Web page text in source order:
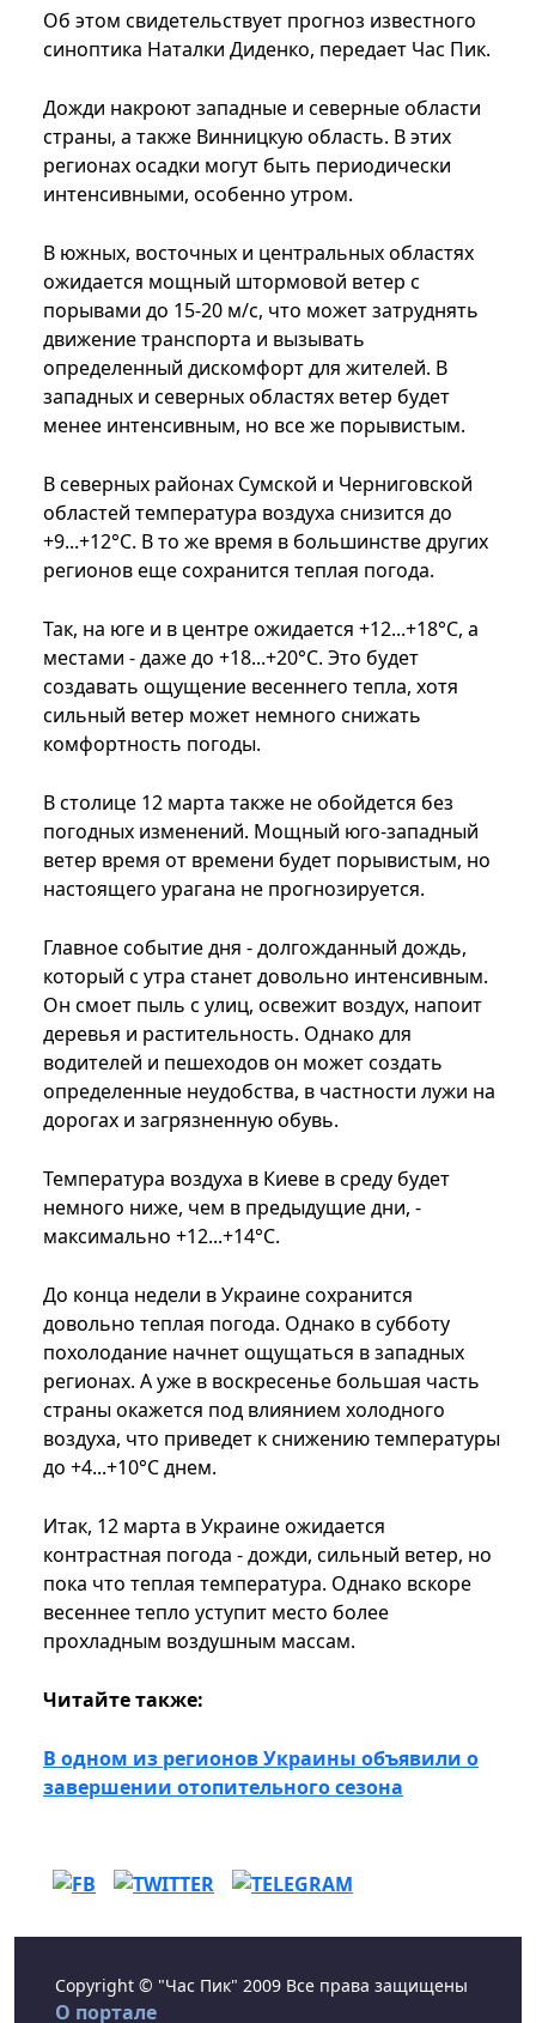
Об этом свидетельствует прогноз известного
синоптика Наталки Диденко, передает Час Пик.
Дожди накроют западные и северные области
страны, а также Винницкую область. В этих
регионах осадки могут быть периодически
интенсивными, особенно утром.
В южных, восточных и центральных областях
ожидается мощный штормовой ветер с
порывами до 15-20 м/с, что может затруднять
движение транспорта и вызывать
определенный дискомфорт для жителей. В
западных и северных областях ветер будет
менее интенсивным, но все же порывистым.
В северных районах Сумской и Черниговской
областей температура воздуха снизится до
+9...+12°C. В то же время в большинстве других
регионов еще сохранится теплая погода.
Так, на юге и в центре ожидается +12...+18°C, а
местами - даже до +18...+20°C. Это будет
создавать ощущение весеннего тепла, хотя
сильный ветер может немного снижать
комфортность погоды.
В столице 12 марта также не обойдется без
погодных изменений. Мощный юго-западный
ветер время от времени будет порывистым, но
настоящего урагана не прогнозируется.
Главное событие дня - долгожданный дождь,
который с утра станет довольно интенсивным.
Он смоет пыль с улиц, освежит воздух, напоит
деревья и растительность. Однако для
водителей и пешеходов он может создать
определенные неудобства, в частности лужи на
дорогах и загрязненную обувь.
Температура воздуха в Киеве в среду будет
немного ниже, чем в предыдущие дни, -
максимально +12...+14°C.
До конца недели в Украине сохранится
довольно теплая погода. Однако в субботу
похолодание начнет ощущаться в западных
регионах. А уже в воскресенье большая часть
страны окажется под влиянием холодного
воздуха, что приведет к снижению температуры
до +4...+10°C днем.
Итак, 12 марта в Украине ожидается
контрастная погода - дожди, сильный ветер, но
пока что теплая температура. Однако вскоре
весеннее тепло уступит место более
прохладным воздушным массам.
Читайте также:
В одном из регионов Украины объявили о
завершении отопительного сезона
Copyright © "Час Пик" 2009 Все права защищены
О портале